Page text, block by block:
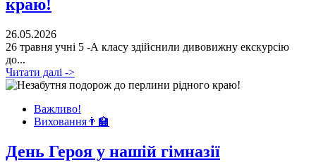
краю!
26.05.2026
26 травня учні 5 -А класу здійснили дивовижну екскурсію
до...
Читати далі ->
Важливо!
Виховання👨‍🏫
День Героя у нашій гімназії